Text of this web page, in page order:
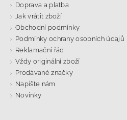
Doprava a platba
Jak vrátit zboží
Obchodní podmínky
Podmínky ochrany osobních údajů
Reklamační řád
Vždy originální zboží
Prodávané značky
Napište nám
Novinky